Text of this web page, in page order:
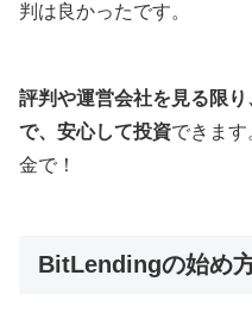
判は良かったです。
評判や運営会社を見る限
で、安心して投資できま
金で！
BitLendingの始め